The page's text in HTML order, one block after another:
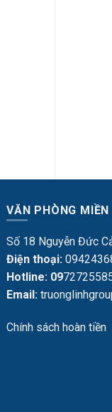
VĂN PHÒNG MIỀN
Số 18 Nguyễn Đức
Điện thoại:
Hotline: 09
Email:
Chính sách hoàn tiền